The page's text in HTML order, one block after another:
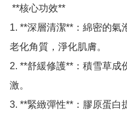
1. **深層清潔**：綿密的氣
老化角質，淨化肌膚。
2. **舒緩修護**：積雪草成
激。
3. **緊緻彈性**：膠原蛋白